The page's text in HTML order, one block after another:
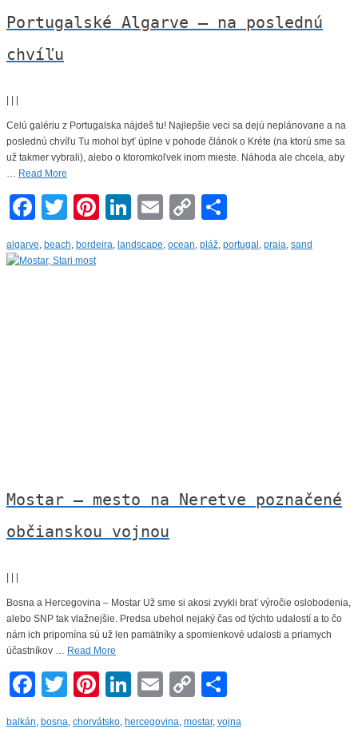
Portugalské Algarve – na poslednú
chvíľu
| | |
Celú galériu z Portugalska nájdeš tu! Najlepšie veci sa dejú neplánovane a na
poslednú chvíľu Tu mohol byť úplne v pohode článok o Kréte (na ktorú sme sa
už takmer vybrali), alebo o ktoromkoľvek inom mieste. Náhoda ale chcela, aby
Read More
Facebook
Twitter
Pinterest
LinkedIn
Email
Copy
Link
algarve beach bordeira landscape ocean pláž portugal praia sand
Mostar – mesto na Neretve poznačené
občianskou vojnou
| | |
Bosna a Hercegovina – Mostar Už sme si akosi zvykli brať výročie oslobodenia,
alebo SNP tak vlažnejšie. Predsa ubehol nejaký čas od týchto udalostí a to čo
nám ich pripomína sú už len pamätníky a spomienkové udalosti a priamych
účastníkov … Read More
Facebook
TwitterPinterest
LinkedIn
EmailCopy
balkán bosna chorvátsko hercegovina mostar, vojna